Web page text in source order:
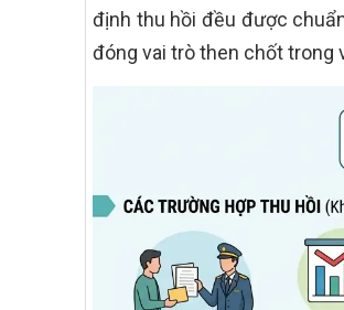
định thu hồi đều được
đóng vai trò then chốt trong